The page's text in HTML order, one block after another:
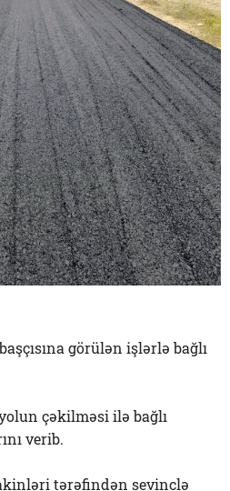
görülən işlərlə bağlı
çəkilməsi ilə bağlı
verib.
tərəfindən sevinclə